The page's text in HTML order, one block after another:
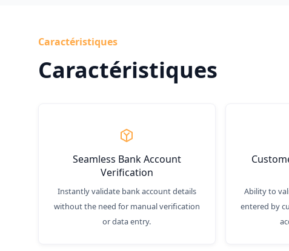
Caractéristiques
Caractéristiques
Seamless Bank Account
Verification
Instantly validate bank account details
without the need for manual verification
or data entry.
Ability to
entered by